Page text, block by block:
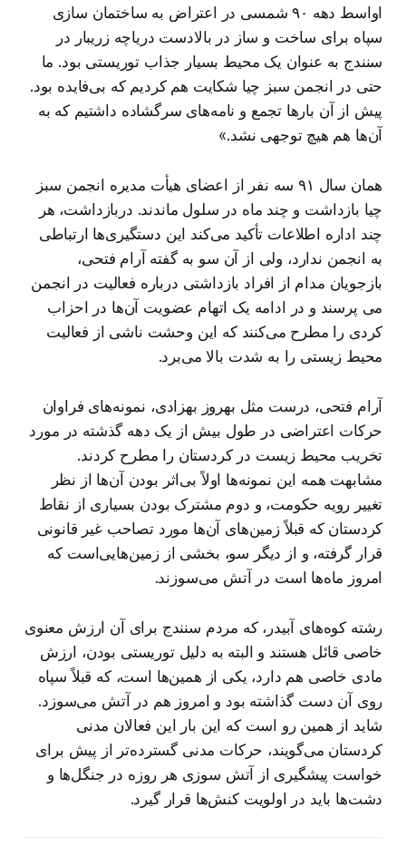
اواسط دهه ۹۰ شمسی در اعتراض به ساختمان سازی
سپاه برای ساخت و ساز در بالادست دریاچه زریبار در
سنندج به عنوان یک محیط بسیار جذاب توریستی بود. ما
حتی در انجمن سبز چیا شکایت هم کردیم که بی‌فایده بود.
پیش از آن بارها تجمع و نامه‌های سرگشاده داشتیم که به
آن‌ها هم هیچ توجهی نشد.»
همان سال ۹۱ سه نفر از اعضای هیأت مدیره انجمن سبز
چیا بازداشت و چند ماه در سلول ماندند. دربازداشت، هر
چند اداره اطلاعات تأکید می‌کند این دستگیری‌ها ارتباطی
به انجمن ندارد، ولی از آن سو به گفته آرام فتحی،
بازجویان مدام از افراد بازداشتی درباره فعالیت در انجمن
می پرسند و در ادامه یک اتهام عضویت آن‌ها در احزاب
کردی را مطرح می‌کنند که این وحشت ناشی از فعالیت
محیط زیستی را به شدت بالا می‌برد.
آرام فتحی، درست مثل بهروز بهزادی، نمونه‌های فراوان
حرکات اعتراضی در طول بیش از یک دهه گذشته در مورد
تخریب محیط زیست در کردستان را مطرح کردند.
مشابهت همه این نمونه‌ها اولاً بی‌اثر بودن آن‌ها از نظر
تغییر رویه حکومت، و دوم مشترک بودن بسیاری از نقاط
کردستان که قبلاً زمین‌های آن‌ها مورد تصاحب غیر قانونی
قرار گرفته، و از دیگر سو، بخشی از زمین‌هایی‌است که
امروز ماه‌ها است در آتش می‌سوزند.
رشته کوه‌های آبیدر، که مردم سنندج برای آن ارزش معنوی
خاصی قائل هستند و البته به دلیل توریستی بودن، ارزش
مادی خاصی هم دارد، یکی از همین‌ها است، که قبلاً سپاه
روی آن دست گذاشته بود و امروز هم در آتش می‌سوزد.
شاید از همین رو است که این بار این فعالان مدنی
کردستان می‌گویند، حرکات مدنی گسترده‌تر از پیش برای
خواست پیشگیری از آتش سوزی هر روزه در جنگل‌ها و
دشت‌ها باید در اولویت کنش‌ها قرار گیرد.